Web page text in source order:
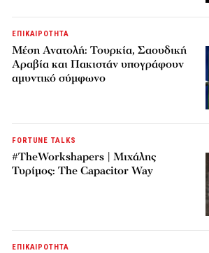
ΕΠΙΚΑΙΡΟΤΗΤΑ
Μέση Ανατολή: Τουρκία, Σαουδική
Αραβία και Πακιστάν υπογράφουν
αμυντικό σύμφωνο
FORTUNE TALKS
#TheWorkshapers | Μιχάλης
Τυρίμος: The Capacitor Way
ΕΠΙΚΑΙΡΟΤΗΤΑ